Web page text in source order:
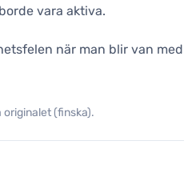
vara aktiva.
när man blir van med
originalet (finska).